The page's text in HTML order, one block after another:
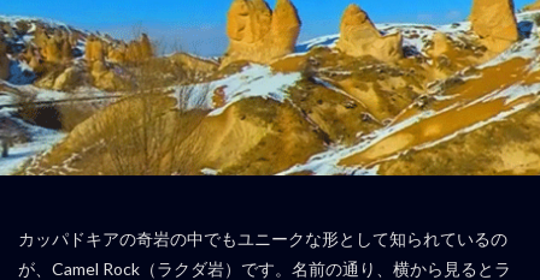
カッパドキアの奇岩の中でもユニークな形として知られているの
が、Camel Rock（ラクダ岩）です。名前の通り、横から見るとラ